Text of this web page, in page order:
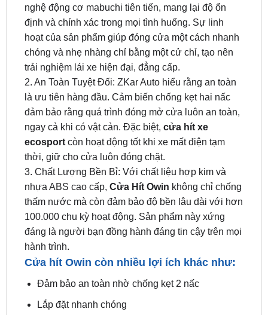
hoạt của sản phẩm giúp đóng cửa một cách nhanh
chóng và nhẹ nhàng chỉ bằng một cử chỉ, tạo nên
trải nghiệm lái xe hiện đại, đẳng cấp.
2. An Toàn Tuyệt Đối: ZKar Auto hiểu rằng an toàn
là ưu tiên hàng đầu. Cảm biến chống kẹt hai nấc
đảm bảo rằng quá trình đóng mở cửa luôn an toàn,
ngay cả khi có vật cản. Đặc biệt,cửa hít xe
ecosportcòn hoạt động tốt khi xe mất điện tạm
thời, giữ cho cửa luôn đóng chặt.
3. Chất Lượng Bền Bỉ: Với chất liệu hợp kim và
nhựa ABS cao cấp,Cửa Hít Owin
thấm nước mà còn đảm bảo độ bền lâu dài với hơn
100.000 chu kỳ hoạt động. Sản phẩm này xứng
đáng là người bạn đồng hành đáng tin cậy trên mọi
hành trình.
Cửa hít Owin còn nhiều lợi ích khác như:
Đảm bảo an toàn nhờ chống kẹt 2 nấc